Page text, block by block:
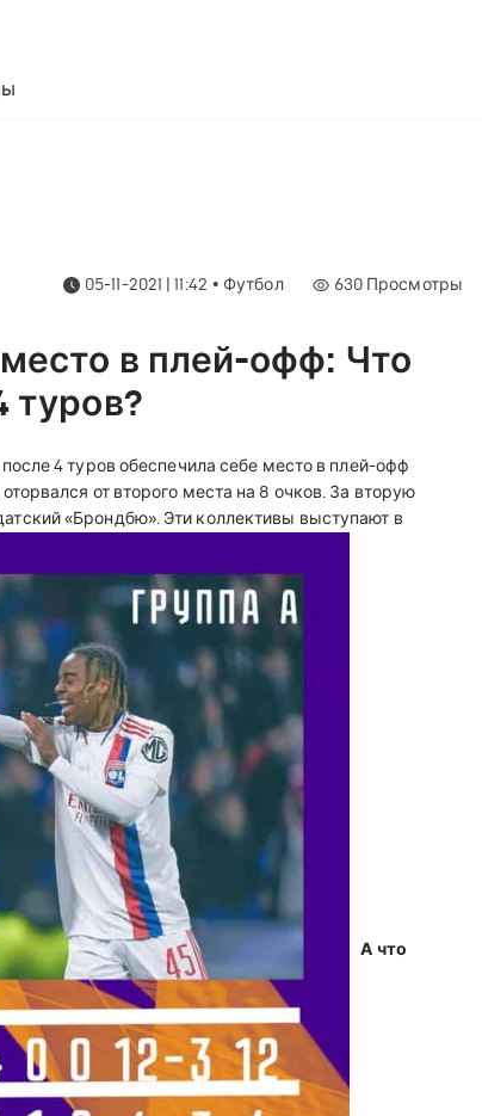
05-11-2021 | 11:42 • Футбол 630 Просмотры
в плей-офф: Что
туров?
4 туров обеспечила себе место в плей-офф
от второго места на 8 очков. За вторую
«Брондбю». Эти коллективы выступают в
А что